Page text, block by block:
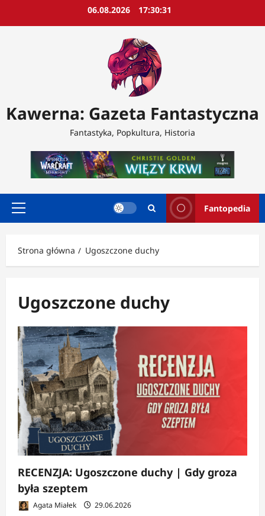
06.08.2026 17:30:32
Kawerna: Gazeta Fantastyczna
Fantastyka, Popkultura, Historia
Menu
Fantopedia
Strona główna Ugoszczone duchy
Ugoszczone duchy
RECENZJA: Ugoszczone duchy | Gdy groza
była szeptem
Agata Miałek 29.06.2026